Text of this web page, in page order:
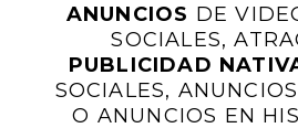
ANUNCIOS DE
SOCIALES,
PUBLICIDAD
SOCIALES,
O ANUNCIOS EN